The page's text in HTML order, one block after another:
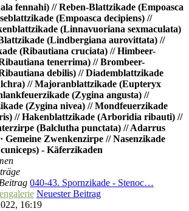
fennahi) // Reben-Blattzikade (Empoasca
(Empoasca decipiens) //
(Linnavuoriana sexmaculata)
(Lindbergiana aurovittata) //
(Ribautiana cruciata) // Himbeer-
tenerrima) // Brombeer-
debilis) // Diademblattzikade
// Majoranblattzikade (Eupteryx
(Zygina angusta) //
(Zygina nivea) // Mondfeuerzikade
// Hakenblattzikade (Arboridia ribauti) //
(Balclutha punctata) // Adarrus
Gemeine Zwenkenzirpe // Nasenzikade
- Käferzikaden
040-43. Spornzikade - Stenoc…
Neuester Beitrag
16:19